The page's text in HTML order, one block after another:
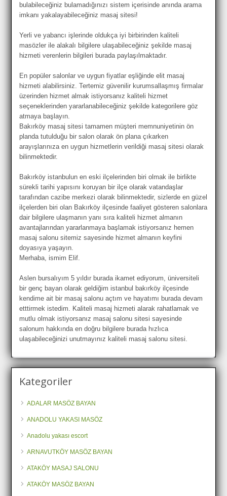
bulabileceğiniz bulamadığınızı sistem içerisinde anında arama
imkanı yakalayabileceğiniz masaj sitesi!
Yerli ve yabancı işlerinde oldukça iyi birbirinden kaliteli
masözler ile alakalı bilgilere ulaşabileceğiniz şekilde masaj
hizmeti verenlerin bilgileri burada paylaşılmaktadır.
En popüler salonlar ve uygun fiyatlar eşliğinde elit masaj
hizmeti alabilirsiniz. Tertemiz güvenilir kurumsallaşmış firmalar
üzerinden hizmet almak istiyorsanız kaliteli hizmet
seçeneklerinden yararlanabileceğiniz şekilde kategorilere göz
atmaya başlayın.
Bakırköy masaj sitesi tamamen müşteri memnuniyetinin ön
planda tutulduğu bir salon olarak ön plana çıkarken
arayışlarınıza en uygun hizmetlerin verildiği masaj sitesi olarak
bilinmektedir.
Bakırköy istanbulun en eski ilçelerinden biri olmak ile birlikte
sürekli tarihi yapısını koruyan bir ilçe olarak vatandaşlar
tarafından cazibe merkezi olarak bilinmektedir, sizlerde en güzel
ilçelerden biri olan Bakırköy ilçesinde faaliyet gösteren salonlara
dair bilgilere ulaşmanın yanı sıra kaliteli hizmet almanın
avantajlarından yararlanmaya başlamak istiyorsanız hemen
masaj salonu sitemiz sayesinde hizmet almanın keyfini
doyasıya yaşayın.
Merhaba, ismim Elif.
Aslen bursalıyım 5 yıldır burada ikamet ediyorum, üniversiteli
bir genç bayan olarak geldiğim istanbul bakırköy ilçesinde
kendime ait bir masaj salonu açtım ve hayatımı burada devam
etttirmek istedim. Kaliteli masaj hizmeti alarak rahatlamak ve
mutlu olmak istiyorsanız masaj salonu sitesi sayesinde
salonum hakkında en doğru bilgilere burada hızlıca
ulaşabileceğinizi unutmayınız kaliteli masaj salonu sitesi.
Kategoriler
ADALAR MASÖZ BAYAN
ANADOLU YAKASI MASÖZ
Anadolu yakası escort
ARNAVUTKÖY MASÖZ BAYAN
ATAKÖY MASAJ SALONU
ATAKÖY MASÖZ BAYAN